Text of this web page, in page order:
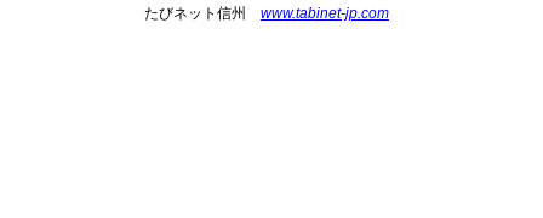
たびネット信州 www.tabinet-jp.com